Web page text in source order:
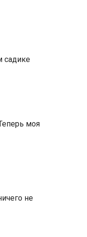
садике
моя
не